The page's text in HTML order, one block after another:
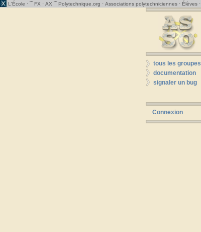
L'École · ˜˜ FX · AX ˜˜ Polytechnique.org · Associations polytechniciennes · Élèves ·
tous les groupes
documentation
signaler un bug
Connexion